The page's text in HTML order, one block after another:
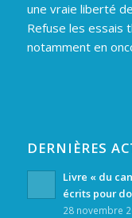
une vraie liberté
Refuse les essais
notamment en
DERNIÈRES
Livre « du
écrits pour
28 novembre